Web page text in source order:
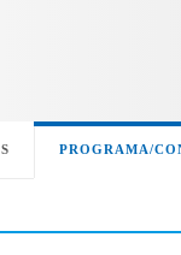
PROGRAMA/